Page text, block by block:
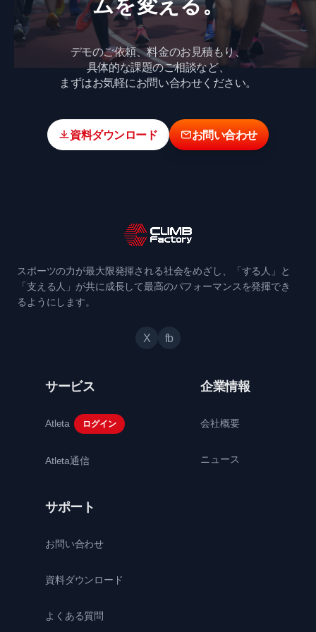
ムを​変える。
デモのご依頼、料金のお見積もり、
具体的な課題のご相談など、
まずはお気軽にお問い合わせください。
資料ダウンロード お問い合わせ
スポーツの力が最大限発揮される社会をめざし、「する人」と
「支える人」が共に成長して最高のパフォーマンスを発揮でき
るようにします。
X fb
サービス
Atleta ログイン
Atleta通信
企業情報
会社概要
ニュース
サポート
お問い合わせ
資料ダウンロード
よくある質問